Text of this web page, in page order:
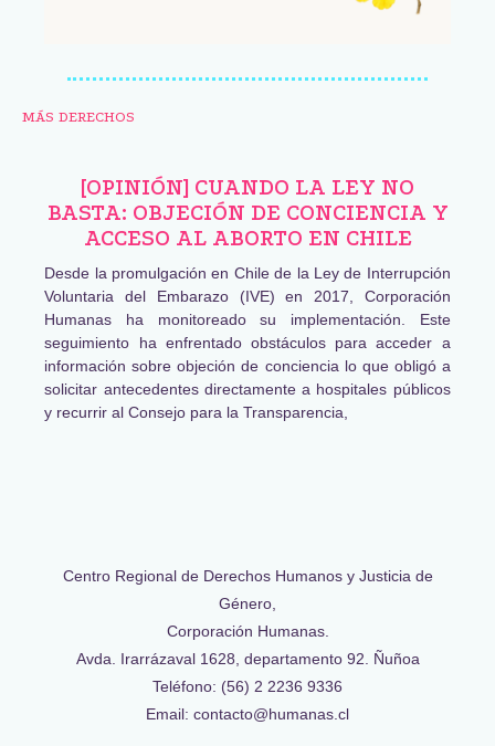
MÁS DERECHOS
[OPINIÓN] CUANDO LA LEY NO
BASTA: OBJECIÓN DE CONCIENCIA Y
ACCESO AL ABORTO EN CHILE
Desde la promulgación en Chile de la Ley de Interrupción
Voluntaria del Embarazo (IVE) en 2017, Corporación
Humanas ha monitoreado su implementación. Este
seguimiento ha enfrentado obstáculos para acceder a
información sobre objeción de conciencia lo que obligó a
solicitar antecedentes directamente a hospitales públicos
y recurrir al Consejo para la Transparencia,
Centro Regional de Derechos Humanos y Justicia de
Género,
Corporación Humanas.
Avda. Irarrázaval 1628, departamento 92. Ñuñoa
Teléfono: (56) 2 2236 9336
Email: contacto@humanas.cl